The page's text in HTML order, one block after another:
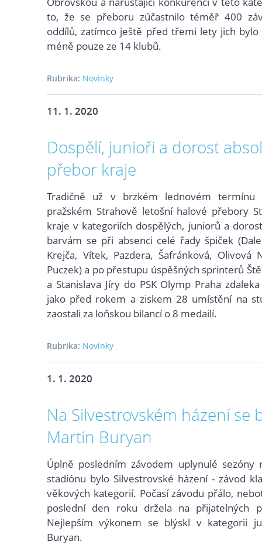
to, že se přeboru zúčastnilo téměř 400
oddílů, zatímco ještě před třemi lety jich
méně pouze ze 14 klubů.
Rubrika: Novinky
11. 1. 2020
Dospělí, junioři a dorost
přebor kraje
Tradičně už v brzkém lednovém termínu
pražském Strahově letošní halové přebory
kraje v kategoriích dospělých, juniorů a
barvám se při absenci celé řady špiček
Krejča, Vítek, Pazdera, Šafránková, Olivová
Puczek) a po přestupu úspěšných sprinterů
a Stanislava Jíry do PSK Olymp Praha
jako před rokem a ziskem 28 umístění na
zaostali za loňskou bilancí o 8 medailí.
Rubrika: Novinky
1. 1. 2020
Na Silvestrovském házení se
Martin Buryan
Úplně posledním závodem uplynulé sezóny
stadiónu bylo Silvestrovské házení - závod
věkových kategorií. Počasí závodu přálo,
poslední den roku držela na přijatelných
Nejlepším výkonem se blýskl v kategorii
Buryan.